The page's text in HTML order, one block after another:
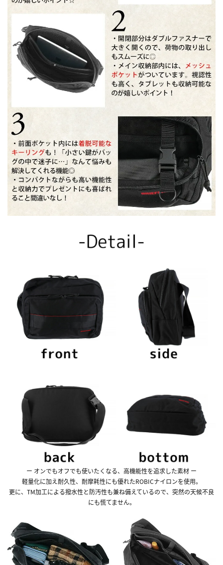
ー オンでもオフでも使いたくなる、高機能性を追求した素材 ー
軽量化に加え耐久性、耐摩耗性にも優れたROBICナイロンを使用。
更に、TM加工による撥水性と防汚性も兼ね備えているので、突然の天候不良
にも慌てません。